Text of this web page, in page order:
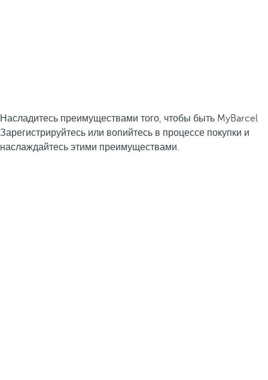
Насладитесь преимуществами того, чтобы быть MyBarcel
Зарегистрируйтесь или вопийтесь в процессе покупки и
наслаждайтесь этими преимуществами.